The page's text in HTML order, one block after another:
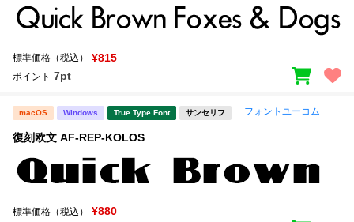
標準価格（税込） ¥815
ポイント 7pt
macOS Windows True Type Font サンセリフ フォントユーコム
復刻欧文 AF-REP-KOLOS
標準価格（税込） ¥880